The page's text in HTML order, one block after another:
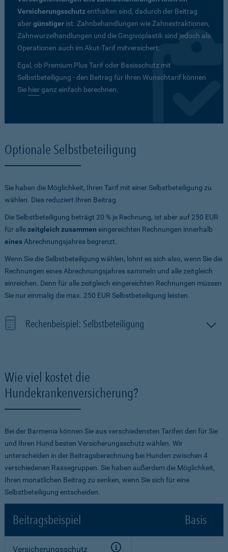
Versicherungsschutzenthalten sind, dadurch der Beitrag
abergünstiger ist. Zahnbehandlungen wie Zahnextraktionen,
Zahnwurzelhandlungen und die Gingivoplastik sind jedoch als
Operationen auch im Akut-Tarif mitversichert.
Egal, ob Premium Plus Tarif oder Basisschutz mit
Selbstbeteiligung - den Beitrag für Ihren Wunschtarif können
Sie hierganz einfach berechnen.
Optionale Selbstbeteiligung
Sie haben die Möglichkeit, Ihren Tarif mit einer Selbstbeteiligung zu
wählen. Dies reduziert Ihren Beitrag.
Die Selbstbeteiligung beträgt 20 % je Rechnung, ist aber auf 250 EUR
für allezeitgleich zusammen eingereichten Rechnungen innerhalb
eines Abrechnungsjahres begrenzt.
Wenn Sie die Selbstbeteiligung wählen, lohnt es sich also, wenn Sie die
Rechnungen eines Abrechnungsjahres sammeln und alle zeitgleich
einreichen. Denn für alle zeitgleich eingereichten Rechnungen müssen
Sie nur einmalig die max. 250 EUR Selbstbeteiligung leisten.
Rechenbeispiel: Selbstbeteiligung
Wie viel kostet die
Hundekrankenversicherung?
Bei der Barmenia können Sie aus verschiedensten Tarifen den für Sie
und Ihren Hund besten Versicherungsschutz wählen. Wir
unterscheiden in der Beitragsberechnung bei Hunden zwischen 4
verschiedenen Rassegruppen. Sie haben außerdem die Möglichkeit,
Ihren monatlichen Beitrag zu senken, wenn Sie sich für eine
Selbstbeteiligung entscheiden.
Beitragsbeispiel Basis
Versicherungsschutz